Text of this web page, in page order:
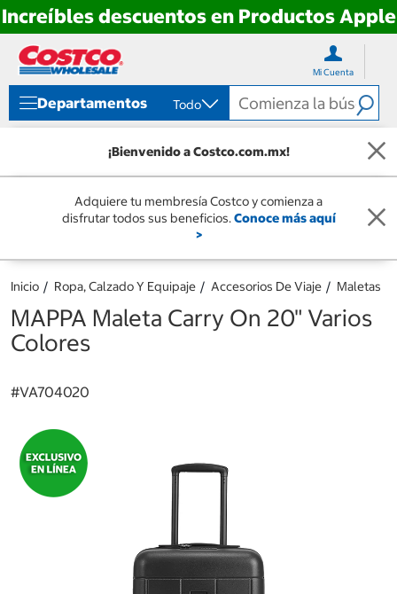
Increíbles descuentos en Productos Apple
directo
contenido
directo
menú
navegación
Mi Cuenta
Departamentos Todo
¡Bienvenido a Costco.com.mx!
Adquiere tu membresía Costco y comienza a
disfrutar todos sus beneficios.Conoce más aquí
>
Inicio Ropa, Calzado Y Equipaje Accesorios De Viaje Maletas
MAPPA Maleta Carry On 20" Varios
Colores
#VA704020